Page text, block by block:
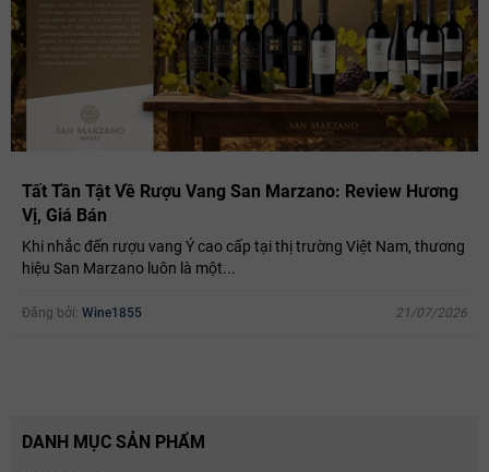
Tất Tần Tật Về Rượu Vang San Marzano: Review Hương
Vị, Giá Bán
Khi nhắc đến rượu vang Ý cao cấp tại thị trường Việt Nam, thương
hiệu San Marzano luôn là một...
Đăng bởi: Wine1855 21/07/2026
DANH MỤC SẢN PHẨM